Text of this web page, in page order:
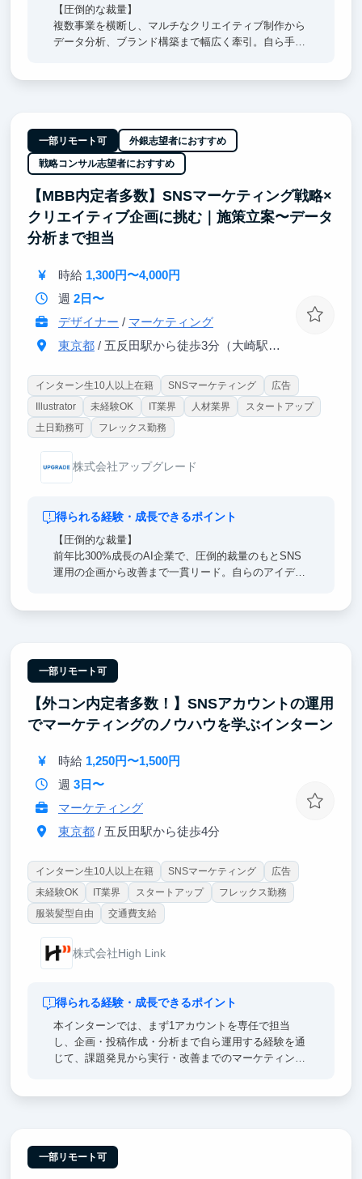
【圧倒的な裁量】
複数事業を横断し、マルチなクリエイティブ制作から
データ分析、ブランド構築まで幅広く牽引。自ら手が
経営陣のすぐ隣で、超一流の意思決定プロセスを肌で
感じつつ直接吸収できます。日々のフィードバックを
通じ、どこでも通用する「解像度の高い思考力」を身
に沁み込ませます。
【東大早慶8割】
高倍率を突破したトップ層が集結。オフィスに来るだ
去、インターン生は戦略コンサル・外銀・総合商社等
のトップ企業へ内定しています。
一部リモート可 外銀志望者におすすめ
戦略コンサル志望者におすすめ
【MBB内定者多数】SNSマーケティング戦略×
クリエイティブ企画に挑む｜施策立案〜データ
分析まで担当
時給 1,300円〜4,000円
週 2日〜
デザイナー / マーケティング
東京都/ 五反田駅から徒歩3分（大崎駅から徒歩8分）
インターン生10人以上在籍 SNSマーケティング
広告
Illustrator
未経験OK IT業界 人材業界
スタートアップ
土日勤務可
フレックス勤務
株式会社アップグレード
得られる経験・成長できるポイント
【圧倒的な裁量】
前年比300%成長のAI企業で、圧倒的裁量のもとSNS
運用の企画から改善まで一貫リード。自らのアイデア
の意思決定プロセスを肌で感じつつ直接吸収できま
す。日々のFBを通じ、どこでも通用する「解像度の
高い思考力」を身に沁み込ませます。
【東大早慶8割】
けで視座が高まる刺激を受けることができます。過去
にインターン生は戦略コンサル・外銀・総合商社等の
一部リモート可
【外コン内定者多数！】SNSアカウントの運用
でマーケティングのノウハウを学ぶインターン
時給 1,250円〜1,500円
週 3日〜
マーケティング
東京都/ 五反田駅から徒歩4分
インターン生10人以上在籍 SNSマーケティング
広告
未経験OK
IT業界 スタートアップ
フレックス勤務
服装髪型自由
交通費支給
株式会社High Link
得られる経験・成長できるポイント
本インターンでは、まず1アカウントを専任で担当
し、企画・投稿作成・分析まで自ら運用する経験を通
じて、課題発見から実行・改善までのマーケティング
や企画の意思決定に関わる機会が増え、SNS施策が顧
客獲得や売上にどう繋がるかという事業視点も養われ
一部リモート可